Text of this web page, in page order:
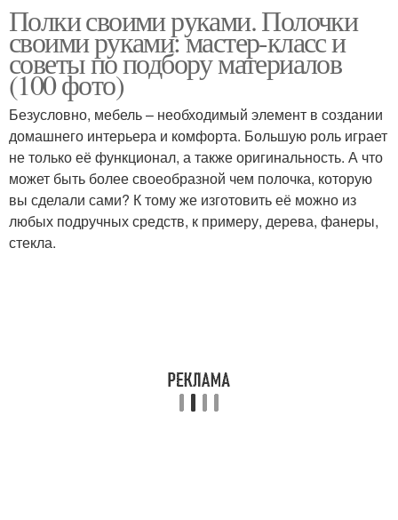
Полки для книг
Перфорированный
стеллаж
Стеллаж из фанеры
Полки своими руками. Полочки
своими руками: мастер-класс и
советы по подбору материалов
(100 фото)
Безусловно, мебель – необходимый элемент в создании
домашнего интерьера и комфорта. Большую роль играет
не только её функционал, а также оригинальность. А что
может быть более своеобразной чем полочка, которую
вы сделали сами? К тому же изготовить её можно из
любых подручных средств, к примеру, дерева, фанеры,
стекла.